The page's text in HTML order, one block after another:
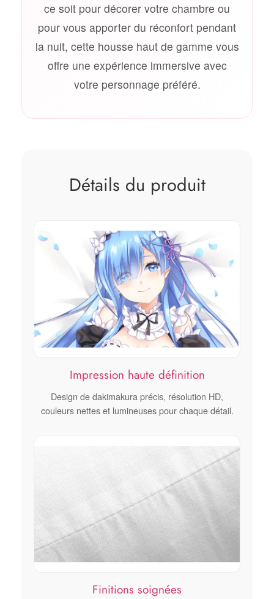
ce soit pour décorer votre chambre ou
pour vous apporter du réconfort pendant
la nuit, cette housse haut de gamme vous
offre une expérience immersive avec
votre personnage préféré.
Détails du produit
Impression haute définition
Design de dakimakura précis, résolution HD,
couleurs nettes et lumineuses pour chaque détail.
Finitions soignées